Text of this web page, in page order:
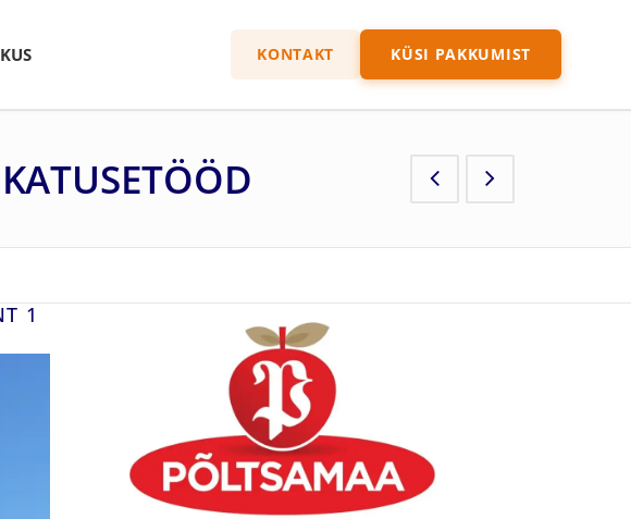
KONTAKT KÜSI PAKKUMIST
1